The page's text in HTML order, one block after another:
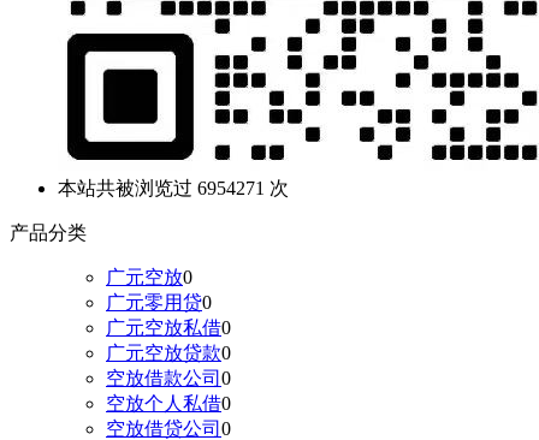
本站共被浏览过 6954271 次
产品分类
广元空放0
广元零用贷0
广元空放私借0
广元空放贷款0
空放借款公司 0
空放个人私借0
空放借贷公司 0